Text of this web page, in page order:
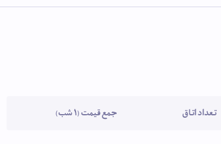
تعداد اتاق جمع قیمت (1 شب)